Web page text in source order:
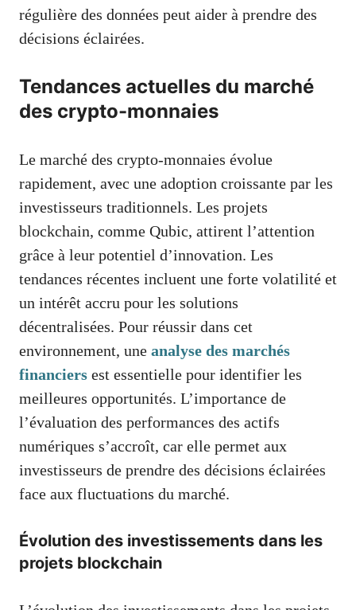
régulière des données peut aider à prendre des
décisions éclairées.
Tendances actuelles du marché
des crypto-monnaies
Le marché des crypto-monnaies évolue
rapidement, avec une adoption croissante par les
investisseurs traditionnels. Les projets
blockchain, comme Qubic, attirent l’attention
grâce à leur potentiel d’innovation. Les
tendances récentes incluent une forte volatilité et
un intérêt accru pour les solutions
décentralisées. Pour réussir dans cet
environnement, une analyse des marchés
financiers est essentielle pour identifier les
meilleures opportunités. L’importance de
l’évaluation des performances des actifs
numériques s’accroît, car elle permet aux
investisseurs de prendre des décisions éclairées
face aux fluctuations du marché.
Évolution des investissements dans les
projets blockchain